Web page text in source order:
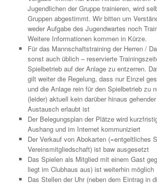
Jugendlichen der Gruppe trainieren, wird
Gruppen abgestimmt. Wir bitten um
weder Aufgabe des Jugendwartes noch
Weitere Informationen kommen in Kürze.
Für das Mannschaftstraining der Herren /
sonst auch üblich – reservierte
Spielbetrieb auf der Anlage zu entzerren.
gilt weiter die Regelung, dass nur Einzel
und die Anlage rein für den Spielbetrieb zu
(leider) aktuell kein darüber hinaus
Austausch erlaubt ist
Der Belegungsplan der Plätze wird
Aushang und im Internet kommuniziert
Der Verkauf von Abokarten (=entgeltliches
Vereinsmitgliedschaft) ist baw ausgesetzt
Das Spielen als Mitglied mit einem Gast
liegt im Clubhaus aus) ist weiterhin möglich
Das Stellen der Uhr (neben dem Eintrag in